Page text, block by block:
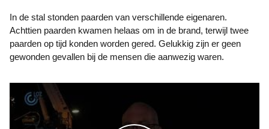
In de stal stonden paarden van verschillende eigenaren.
Achttien paarden kwamen helaas om in de brand, terwijl twee
paarden op tijd konden worden gered. Gelukkig zijn er geen
gewonden gevallen bij de mensen die aanwezig waren.